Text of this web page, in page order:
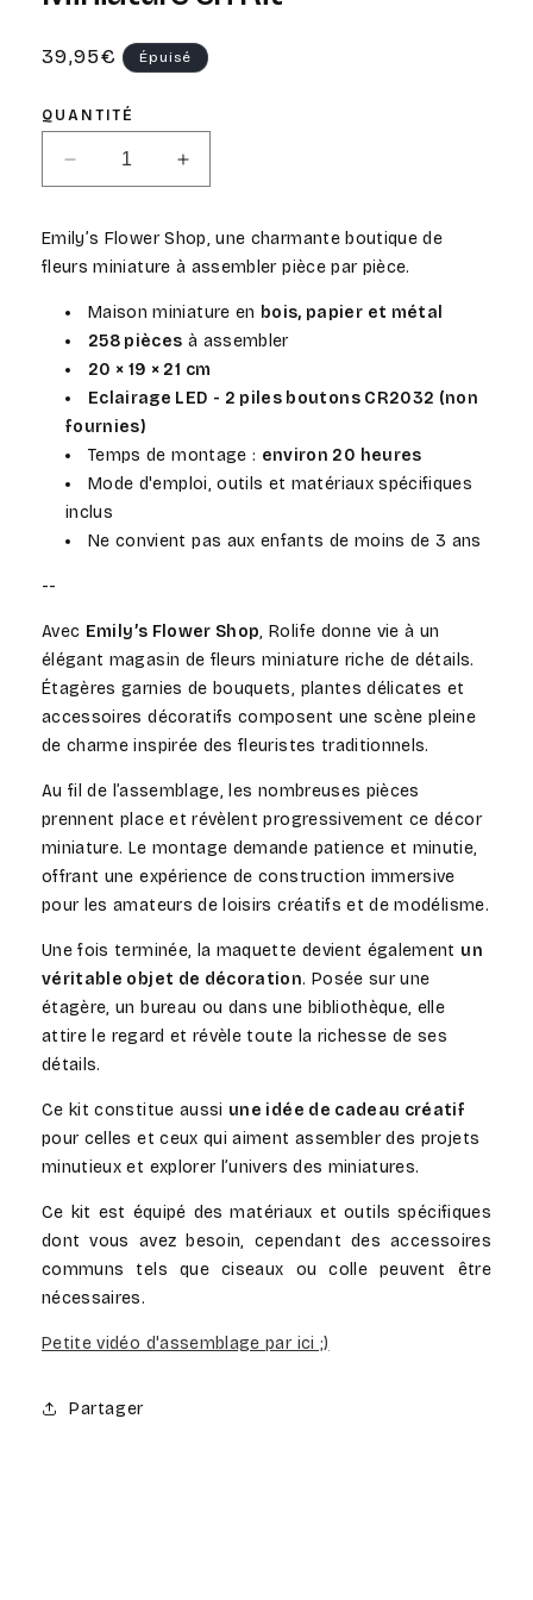
Prix
39,95€ Épuisé
QUANTITÉ
Réduire
la
de
Emily&#39;s
Shop
-
Maison
Miniature
en
Kit
Augmenter
la
de
Emily&#39;s
Shop
-
Maison
Miniature
Emily’s Flower Shop, une charmante boutique de
fleurs miniature à assembler pièce par pièce.
Maison miniature en bois, papier et métal
258 pièces à assembler
20 × 19 × 21 cm
Eclairage LED - 2 piles boutons CR2032 (non
fournies)
Temps de montage : environ 20 heures
Mode d'emploi, outils et matériaux spécifiques
inclus
Ne convient pas aux enfants de moins de 3 ans
--
Avec Emily’s Flower Shop, Rolife donne vie à un
élégant magasin de fleurs miniature riche de détails.
Étagères garnies de bouquets, plantes délicates et
accessoires décoratifs composent une scène pleine
de charme inspirée des fleuristes traditionnels.
Au fil de l’assemblage, les nombreuses pièces
prennent place et révèlent progressivement ce décor
miniature. Le montage demande patience et minutie,
offrant une expérience de construction immersive
pour les amateurs de loisirs créatifs et de modélisme.
Une fois terminée, la maquette devient également un
véritable objet de décoration. Posée sur une
étagère, un bureau ou dans une bibliothèque, elle
attire le regard et révèle toute la richesse de ses
détails.
Ce kit constitue aussi une idée de cadeau créatif
pour celles et ceux qui aiment assembler des projets
minutieux et explorer l’univers des miniatures.
Ce kit est équipé des matériaux et outils spécifiques
dont vous avez besoin, cependant des accessoires
communs tels que ciseaux ou colle peuvent être
nécessaires.
Petite vidéo d'assemblage par ici ;)
Partager